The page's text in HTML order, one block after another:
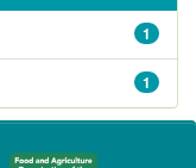
1
1